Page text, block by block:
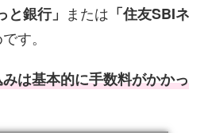
と銀行」 または 「住友SBIネ
す。
は基本的に手数料がかかっ